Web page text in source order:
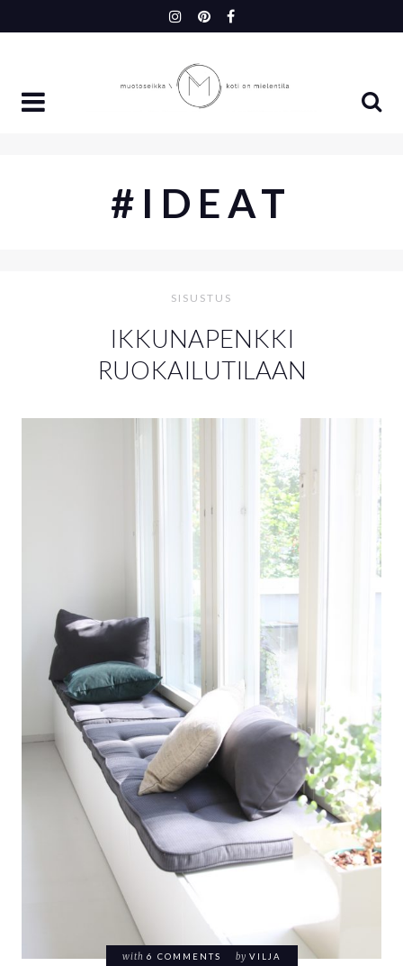
to
#IDEAT
SISUSTUS
IKKUNAPENKKI
RUOKAILUTILAAN
with 6 COMMENTS by VILJA